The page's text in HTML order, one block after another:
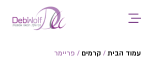
עמוד הבית / קרמים / פריימר